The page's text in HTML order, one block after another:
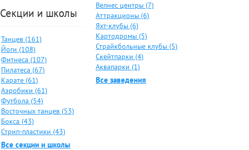
Секции и школы
Танцев (161)
Йоги (108)
Фитнеса (107)
Пилатеса (67)
Карате (61)
Аэробики (61)
Футбола (54)
Восточных танцев (53)
Бокса (43)
Стрип-пластики (43)
Все секции и школы
Велнес центры (7)
Аттракционы (6)
Яхт-клубы (6)
Картодромы (5)
Страйкбольные клубы (5)
Скейтпарки (4)
Аквапарки (1)
Все заведения